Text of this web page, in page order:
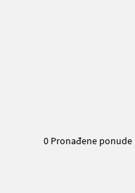
0 Pronađene ponude